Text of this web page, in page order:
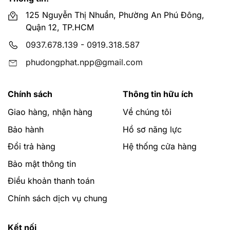
125 Nguyễn Thị Nhuần, Phường An Phú Đông,
Quận 12, TP.HCM
0937.678.139 - 0919.318.587
phudongphat.npp@gmail.com
Chính sách
Giao hàng, nhận hàng
Bảo hành
Đổi trả hàng
Bảo mật thông tin
Điều khoản thanh toán
Chính sách dịch vụ chung
Thông tin hữu ích
Về chúng tôi
Hồ sơ năng lực
Hệ thống cửa hàng
Kết nối